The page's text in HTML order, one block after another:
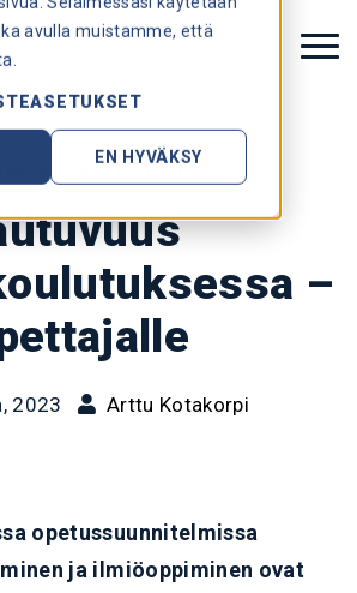
avulla muistamme, että
EN HYVÄKSY
|
–
2023 Arttu Kotakorpi
opetussuunnitelmissa
ja ilmiöoppiminen ovat